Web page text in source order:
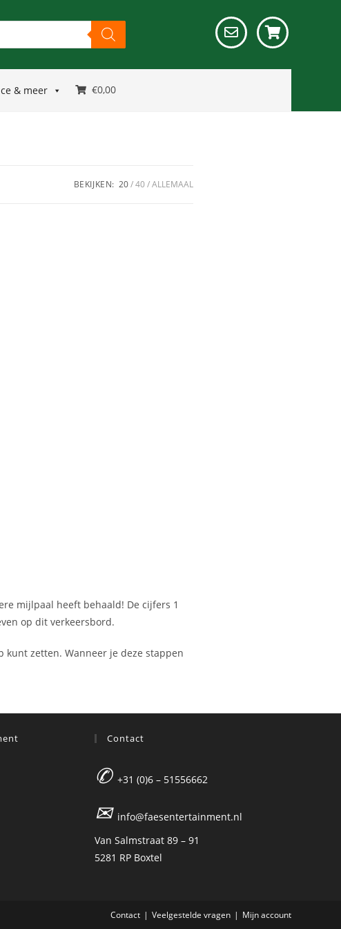
& meer €0,00
BEKIJKEN: 20 40 ALLEMAAL
mijlpaal heeft behaald! De cijfers 1
op dit verkeersbord.
kunt zetten. Wanneer je deze stappen
Contact
✆ +31 (0)6 – 51556662
✉ info@faesentertainment.nl
Van Salmstraat 89 – 91
5281 RP Boxtel
Contact Veelgestelde vragen Mijn account